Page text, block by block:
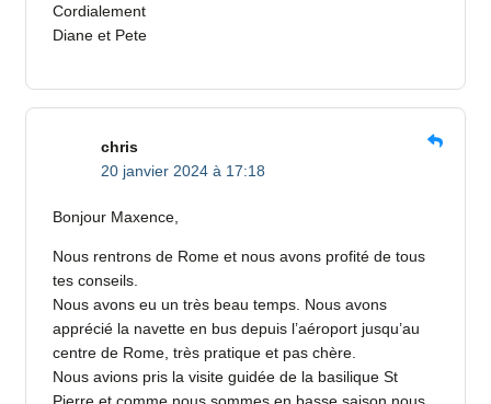
Cordialement
Diane et Pete
chris
20 janvier 2024 à 17:18
Bonjour Maxence,
Nous rentrons de Rome et nous avons profité de tous
tes conseils.
Nous avons eu un très beau temps. Nous avons
apprécié la navette en bus depuis l’aéroport jusqu’au
centre de Rome, très pratique et pas chère.
Nous avions pris la visite guidée de la basilique St
Pierre et comme nous sommes en basse saison nous